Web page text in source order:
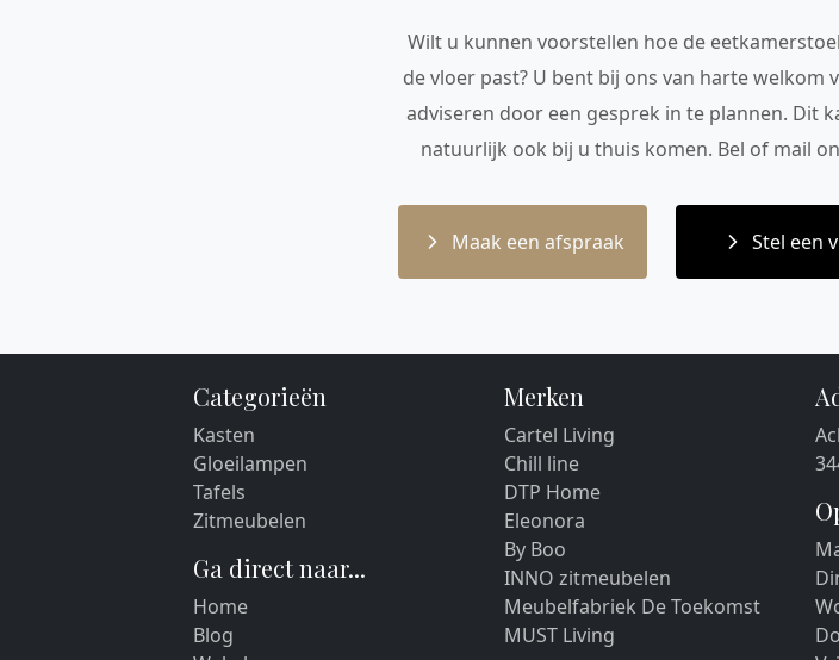
Wilt u kunnen voorstellen hoe de
de vloer past? U bent bij ons van harte welkom
adviseren door een gesprek in te plannen. Dit
natuurlijk ook bij u thuis komen. Bel of mail
Maak een afspraak Stel een
Categorieën
Kasten
Gloeilampen
Tafels
Zitmeubelen
Ga direct naar...
Home
Blog
Merken
Cartel Living
Chill line
DTP Home
Eleonora
By Boo
INNO zitmeubelen
Meubelfabriek De Toekomst
MUST Living